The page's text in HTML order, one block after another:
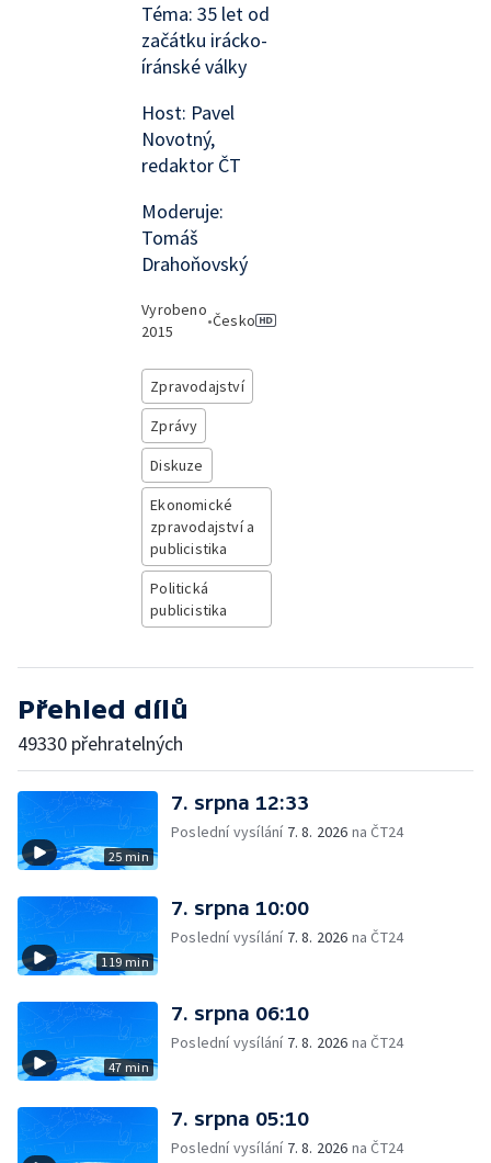
Téma: 35 let od
začátku irácko-
íránské války
Host: Pavel
Novotný,
redaktor ČT
Moderuje:
Tomáš
Drahoňovský
Vyrobeno
2015
•Česko
Zpravodajství
Zprávy
Diskuze
Ekonomické
zpravodajství a
publicistika
Politická
publicistika
Přehled dílů
49330 přehratelných
25 min
7. srpna 12:33
Poslední vysílání 7. 8. 2026 na ČT24
119 min
7. srpna 10:00
Poslední vysílání 7. 8. 2026 na ČT24
47 min
7. srpna 06:10
Poslední vysílání 7. 8. 2026 na ČT24
7. srpna 05:10
Poslední vysílání 7. 8. 2026 na ČT24